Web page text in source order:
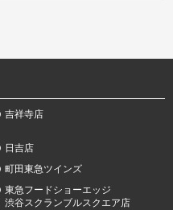
吉祥寺店
日吉店
町田東急ツインズ
東急フードショーエッジ
渋谷スクランブルスクエア店